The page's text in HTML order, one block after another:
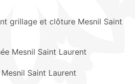
grillage et clôture Mesnil Saint
Mesnil Saint Laurent
Saint Laurent